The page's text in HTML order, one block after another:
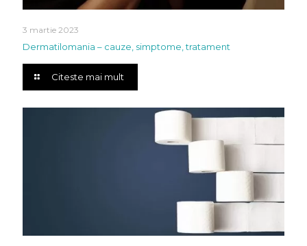
3 martie 2023
Dermatilomania – cauze, simptome, tratament
Citeste mai mult